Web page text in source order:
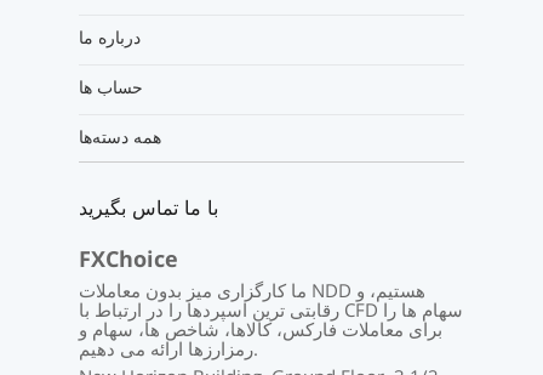
درباره ما
حساب ها
همه دسته‌ها
با ما تماس بگیرید
FXChoice
ما کارگزاری میز بدون معاملات NDD هستیم، و
رقابتی ترین اسپردها را در ارتباط با CFD سهام ها را
برای معاملات فارکس، کالاها، شاخص ها، سهام و
رمزارزها ارائه می دهیم.